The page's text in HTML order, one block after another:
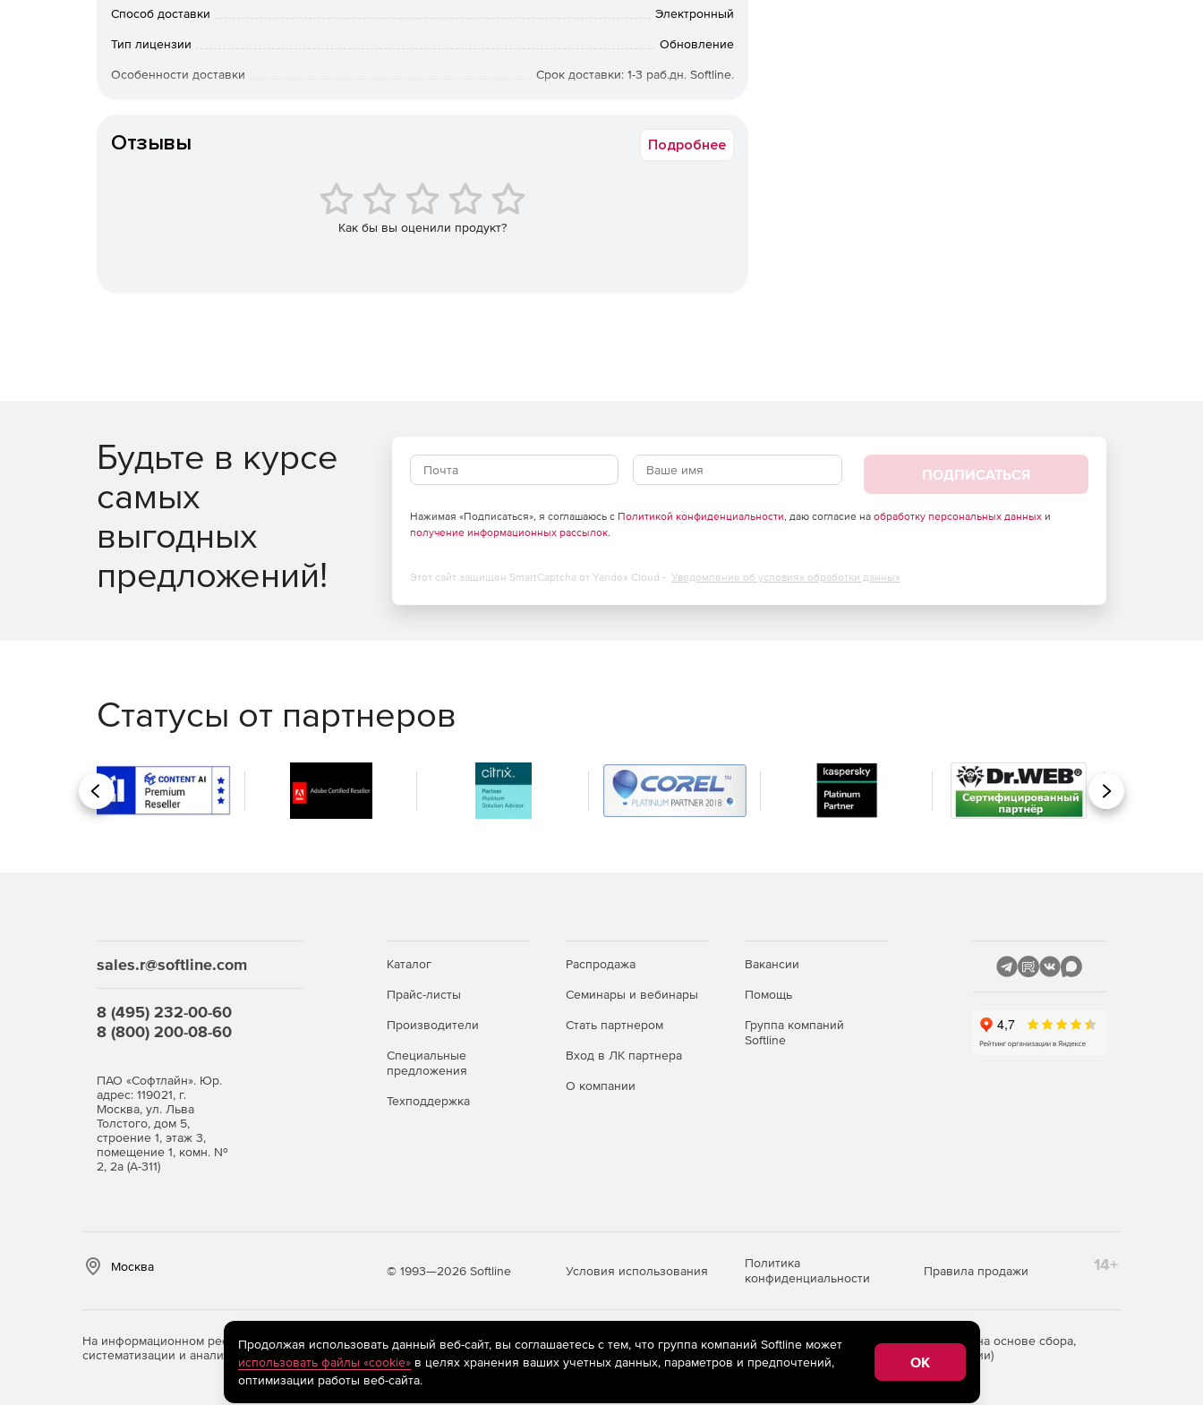
Встроенный мониторинг целостности файлов.
Способ доставки Электронный
Тип лицензии Обновление
Особенности доставки Срок доставки: 1-3 раб.дн. Softline.
Отзывы Подробнее
Как бы вы оценили продукт?
Будьте в курсе
самых
выгодных
предложений!
ПОДПИСАТЬСЯ
Нажимая «Подписаться», я соглашаюсь с Политикой конфиденциальности, даю согласие на обработку персональных данныхи
получение информационных рассылок.
Этот сайт защищен SmartCaptcha от Yandex Cloud - Уведомление об условиях обработки данных
Статусы от партнеров
Назад Вперед
sales.r@softline.com
8 (495) 232-00-60
8 (800) 200-08-60
ПАО «Софтлайн». Юр.
адрес: 119021, г.
Москва, ул. Льва
Толстого, дом 5,
строение 1, этаж 3,
помещение 1, комн. №
2, 2а (А-311)
Каталог
Прайс-листы
Производители
Специальные
предложения
Техподдержка
Распродажа
Семинары и вебинары
Стать партнером
Вход в ЛК партнера
О компании
Вакансии
Помощь
Группа компаний
Softline
Москва © 1993—2026 Softline Условия использования
Политика
конфиденциальности
Правила продажи 14+
На информационном ресурсе store.softline.ru применяютсярекомендательные технологии(информационные технологии предоставления информации на основе сбора,
систематизации и анализа сведений, относящихся к предпочтениям пользователей сети «Интернет», находящихся на территории Российской Федерации)
Продолжая использовать данный веб-сайт, вы соглашаетесь с тем, что группа компаний Softline может
использовать файлы «cookie»в целях хранения ваших учетных данных, параметров и предпочтений,
оптимизации работы веб-сайта.
OK